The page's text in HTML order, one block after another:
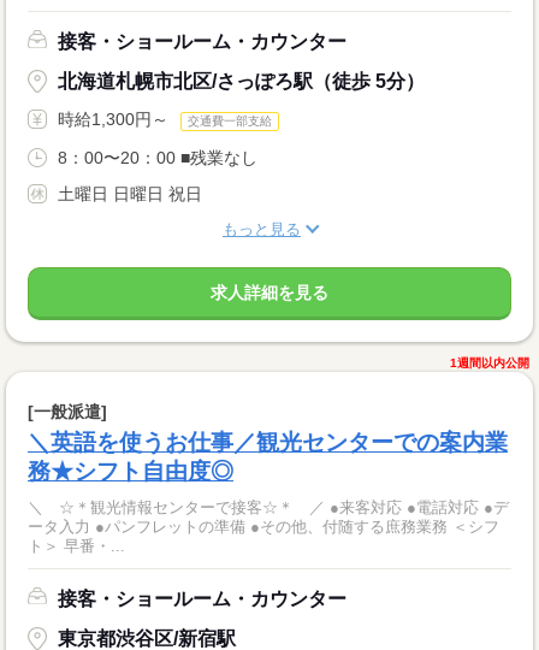
接客・ショールーム・カウンター
北海道札幌市北区/さっぽろ駅（徒歩 5分）
時給1,300円～ 交通費一部支給
8：00〜20：00 ■残業なし
土曜日 日曜日 祝日
もっと見る
求人詳細を見る
1週間以内公開
[一般派遣]
＼英語を使うお仕事／観光センターでの案内業
務★シフト自由度◎
＼ ☆＊観光情報センターで接客☆＊ ／ ●来客対応 ●電話対応 ●デ
ータ入力 ●パンフレットの準備 ●その他、付随する庶務業務 ＜シフ
ト＞ 早番・...
接客・ショールーム・カウンター
東京都渋谷区/新宿駅